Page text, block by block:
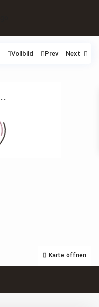
Karte öffnen
Vollbild Prev Next